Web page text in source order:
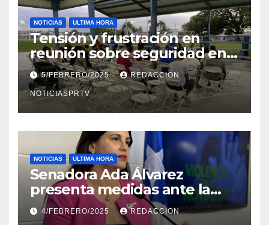
NOTICIAS ULTIMA HORA
Tensión y frustración en
reunión sobre seguridad en
Reparto Metropolitano
5/FEBRERO/2025 REDACCION
NOTICIASPRTV
NOTICIAS ULTIMA HORA
Senadora Ada Álvarez
presenta medidas ante la
violencia en el noviazgo
4/FEBRERO/2025 REDACCION